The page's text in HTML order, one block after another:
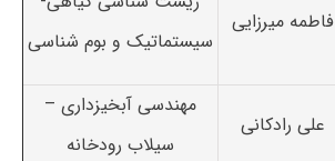
فاطمه میرزایی
سیستماتیک و بوم شناسی
علی رادکانی
مهندسی آبخیزداری –
سیلاب رودخانه